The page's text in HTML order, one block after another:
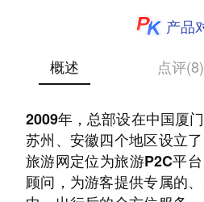
产品
概述
点评(8)
2009年，总部设在中国厦
苏州、安徽四个地区设立
旅游网定位为旅游P2C平
顾问，为游客提供专属的